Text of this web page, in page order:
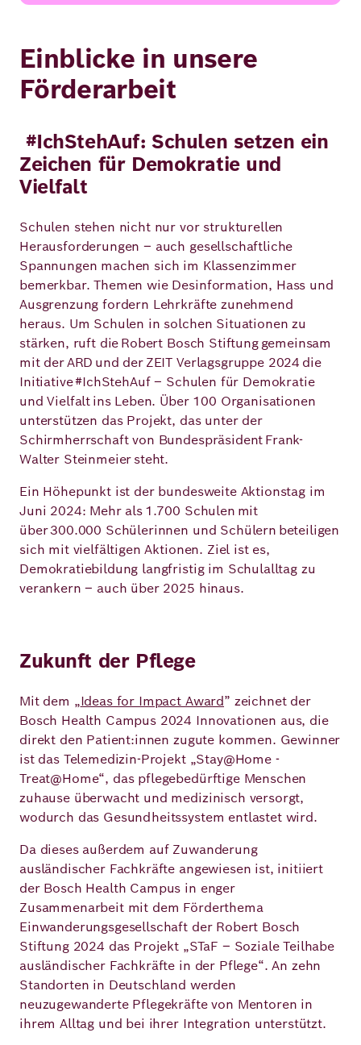
Einblicke in unsere
Förderarbeit
#IchStehAuf: Schulen setzen ein
Zeichen für Demokratie und
Vielfalt
Schulen stehen nicht nur vor strukturellen
Herausforderungen – auch gesellschaftliche
Spannungen machen sich im Klassenzimmer
bemerkbar. Themen wie Desinformation, Hass und
Ausgrenzung fordern Lehrkräfte zunehmend
heraus. Um Schulen in solchen Situationen zu
stärken, ruft die Robert Bosch Stiftung gemeinsam
mit der ARD und der ZEIT Verlagsgruppe 2024 die
Initiative #IchStehAuf – Schulen für Demokratie
und Vielfalt ins Leben. Über 100 Organisationen
unterstützen das Projekt, das unter der
Schirmherrschaft von Bundespräsident Frank-
Walter Steinmeier steht.
Ein Höhepunkt ist der bundesweite Aktionstag im
Juni 2024: Mehr als 1.700 Schulen mit
über 300.000 Schülerinnen und Schülern beteiligen
sich mit vielfältigen Aktionen. Ziel ist es,
Demokratiebildung langfristig im Schulalltag zu
verankern – auch über 2025 hinaus.
Zukunft der Pflege
Mit dem „Ideas for Impact Award” zeichnet der
Bosch Health Campus 2024 Innovationen aus, die
direkt den Patient:innen zugute kommen. Gewinner
ist das Telemedizin-Projekt „Stay@Home -
Treat@Home“, das pflegebedürftige Menschen
zuhause überwacht und medizinisch versorgt,
wodurch das Gesundheitssystem entlastet wird.
Da dieses außerdem auf Zuwanderung
ausländischer Fachkräfte angewiesen ist, initiiert
der Bosch Health Campus in enger
Zusammenarbeit mit dem Förderthema
Einwanderungsgesellschaft der Robert Bosch
Stiftung 2024 das Projekt „STaF – Soziale Teilhabe
ausländischer Fachkräfte in der Pflege“. An zehn
Standorten in Deutschland werden
neuzugewanderte Pflegekräfte von Mentoren in
ihrem Alltag und bei ihrer Integration unterstützt.